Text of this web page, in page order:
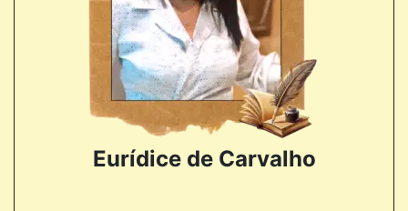
Eurídice de Carvalho